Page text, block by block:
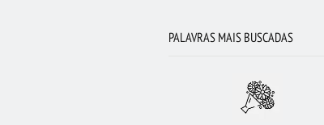
ROSAS VERMELHAS
FLORICULTURA SANTOS
PALAVRAS MAIS BUSCADAS